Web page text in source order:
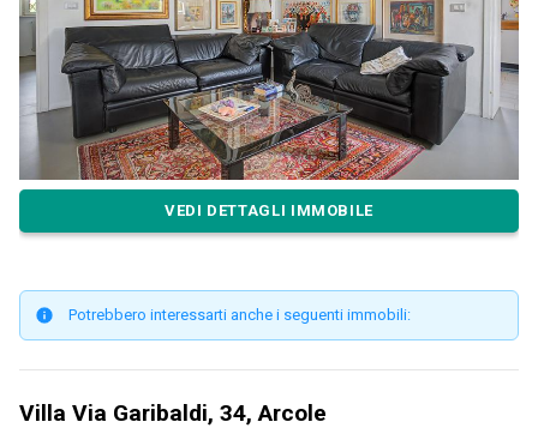
VEDI DETTAGLI IMMOBILE
Potrebbero interessarti anche i seguenti immobili:
Villa Via Garibaldi, 34, Arcole